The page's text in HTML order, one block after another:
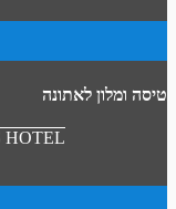
טיסה ומלון לאתונה
HOTEL